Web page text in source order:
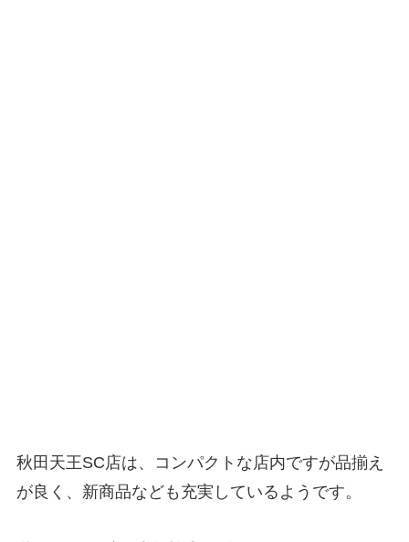
秋田天王SC店は、コンパクトな店内ですが品揃え
が良く、新商品なども充実しているようです。